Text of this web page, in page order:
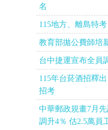
名
115地方、離島特
教育部拋公費師培
台中捷運宣布全員
115年台菸酒招釋
招考
中華郵政規畫7月
調升4％ 估2.5萬員